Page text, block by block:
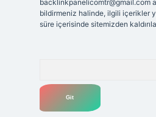
backlinkpanelicomtr@gmail.com
bildirmeniz halinde, ilgili içerikler
süre içerisinde sitemizden